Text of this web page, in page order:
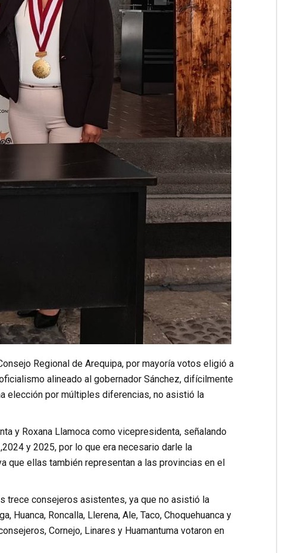
Regional de Arequipa, por mayoría votos eligió a
alineado al gobernador Sánchez, difícilmente
elección por múltiples diferencias, no asistió la
y Roxana Llamoca como vicepresidenta, señalando
y 2025, por lo que era necesario darle la
que ellas también representan a las provincias en el
trece consejeros asistentes, ya que no asistió la
Roncalla, Llerena, Ale, Taco, Choquehuanca y
Cornejo, Linares y Huamantuma votaron en